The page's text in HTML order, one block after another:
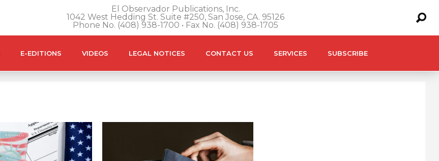
El Observador Publications, Inc.
1042 West Hedding St. Suite #250, San Jose, CA. 95126
Phone No. (408) 938-1700 • Fax No. (408) 938-1705
E-EDITIONS VIDEOS LEGAL NOTICES CONTACT US SERVICES SUBSCRIBE